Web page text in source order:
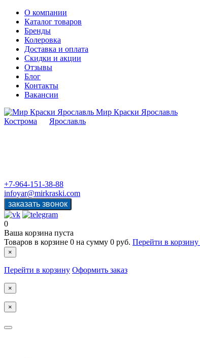
О компании
Каталог товаров
Бренды
Колеровка
Доставка и оплата
Скидки и акции
Отзывы
Блог
Контакты
Вакансии
Мир Краски Ярославль
Кострома
Ярославль
+7-964-151-38-88
infoyar@mirkraski.com
0
Ваша корзина пуста
Товаров в корзине 0 на сумму 0 руб. Перейти в корзину
×
Перейти в корзину Оформить заказ
×
×